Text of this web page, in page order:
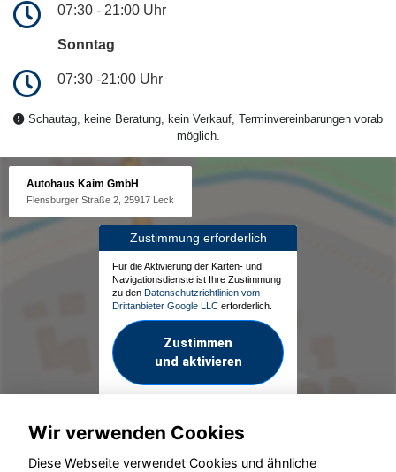
07:30 - 21:00 Uhr
Sonntag
07:30 -21:00 Uhr
Schautag, keine Beratung, kein Verkauf, Terminvereinbarungen vorab
möglich.
Autohaus Kaim GmbH
Flensburger Straße 2, 25917 Leck
Zustimmung erforderlich
Für die Aktivierung der Karten- und
Navigationsdienste ist Ihre Zustimmung
zu den Datenschutzrichtlinien vom
Drittanbieter Google LLC erforderlich.
Zustimmen
und aktivieren
Wir verwenden Cookies
Diese Webseite verwendet Cookies und ähnliche